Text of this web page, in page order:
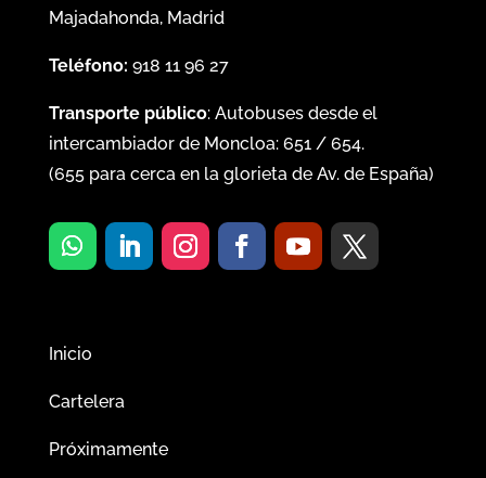
Majadahonda, Madrid
Teléfono: 918 11 96 27
Transporte público: Autobuses desde el
intercambiador de Moncloa: 651/ 654.
(655para cerca en la glorieta de Av. de España)
Inicio
Cartelera
Próximamente